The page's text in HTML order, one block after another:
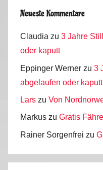
Neueste Kommentare
Claudia zu 3 Jahre
oder kaputt
Eppinger Werner zu 3
abgelaufen oder kaputt
Lars zu Von
Markus zu Gratis
Rainer Sorgenfrei zu